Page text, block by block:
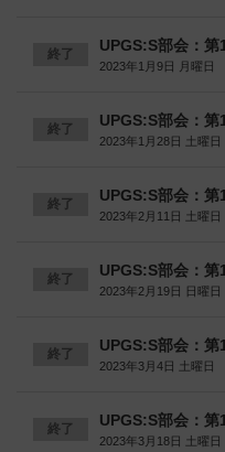
終了 UPGS:S部会：
2023年1月9日 月曜日
終了 UPGS:S部会：
2023年1月28日 土曜日
終了 UPGS:S部会：
2023年2月11日 土曜日
終了 UPGS:S部会：
2023年2月19日 日曜日
終了 UPGS:S部会：
2023年3月4日 土曜日
終了 UPGS:S部会：
2023年3月18日 土曜日